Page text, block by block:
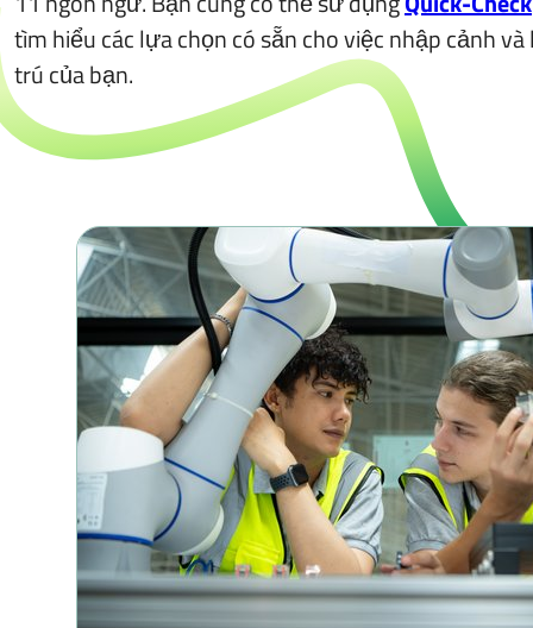
tìm hiểu các lựa chọn có sẵn cho việc nhập cảnh
trú của bạn.